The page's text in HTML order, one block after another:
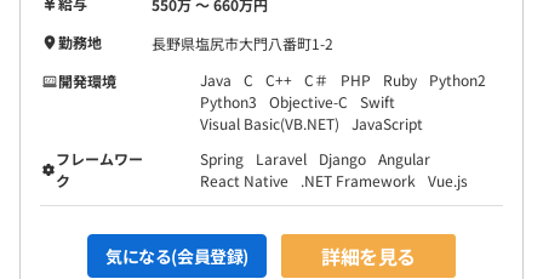
550万 〜 660万円
勤務地
長野県塩尻市大門八番町1-2
開発環境
Java C C++ C＃ PHP Ruby
Python2
Python3
Objective-C
Swift
Visual Basic(VB.NET)
JavaScript
フレームワー
ク
Spring Laravel Django Angular
React Native
.NET Framework Vue.js
気になる(会員登録) 詳細を見る